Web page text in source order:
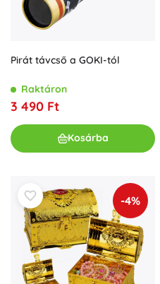
Pirát távcső a GOKI-tól
Raktáron
3 490 Ft
Kosárba
-4%